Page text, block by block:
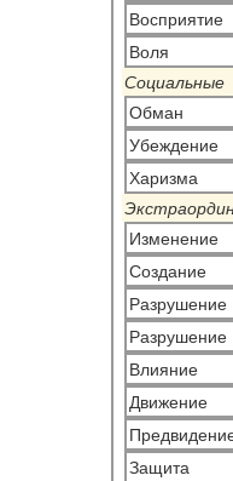
Восприятие
Воля
Социальные
Обман
Убеждение
Харизма
Изменение
Создание
Разрушение
Разрушение
Влияние
Движение
Защита